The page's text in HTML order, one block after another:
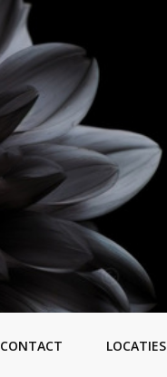
CONTACT LOCATIES